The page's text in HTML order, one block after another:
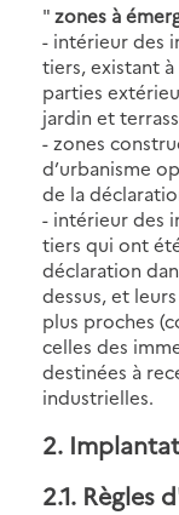
"zones à
- intérieur des
tiers, existant
parties
jardin et
- zones
d’urbanisme
de la
- intérieur des
tiers qui ont
déclaration
dessus, et
plus proches
celles des
destinées à
industrielles.
2.
2.1. Règles